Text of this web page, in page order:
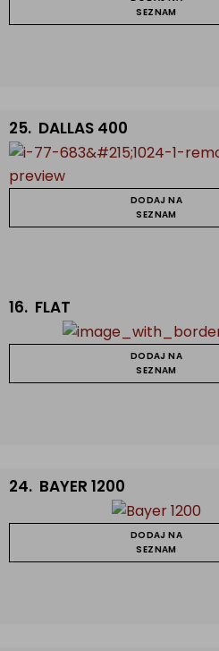
SEZNAM
25. DALLAS 400
DODAJ NA
SEZNAM
16. FLAT
DODAJ NA
SEZNAM
24. BAYER 1200
DODAJ NA
SEZNAM